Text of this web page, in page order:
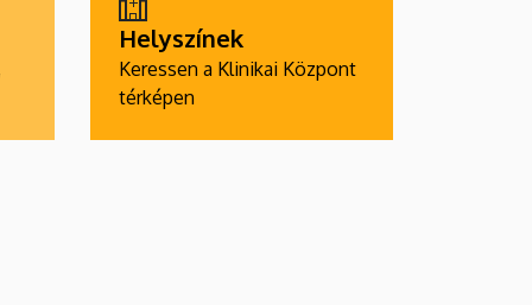
Helyszínek
Keressen a Klinikai Központ
térképen